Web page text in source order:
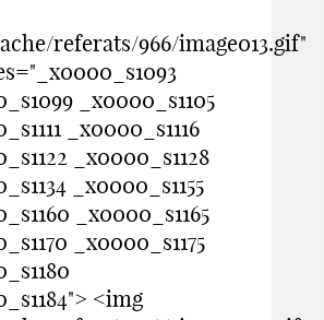
referats/966/image013.gif"
_x0000_s1105
_x0000_s1116
_x0000_s1128
_x0000_s1155
_x0000_s1165
_x0000_s1175
<img